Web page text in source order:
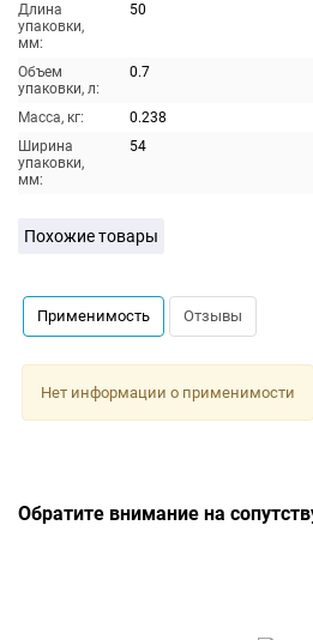
Длина
упаковки,
мм:
50
Объем
упаковки, л:
0.7
Масса, кг:
0.238
Ширина
упаковки,
мм:
54
Похожие товары
Применимость Отзывы
Нет информации о применимости
Обратите внимание на